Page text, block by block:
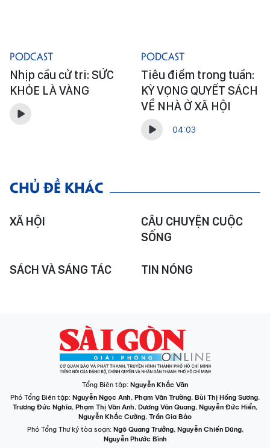
Podcast
Nhịp cầu cử tri: SỨC
KHỎE LÀ VÀNG
Podcast
Tiêu điểm trong tuần:
KỲ VỌNG QUYẾT SÁCH
VỀ NHÀ Ở XÃ HỘI
04:03
CHỦ ĐỀ KHÁC
XÃ HỘI
CÂU CHUYỆN CUỘC
SỐNG
SÁCH VÀ SÁNG TÁC TIN NÓNG
Tổng Biên tập: Nguyễn Khắc Văn
Phó Tổng Biên tập: Nguyễn Ngọc Anh, Phạm Văn Trường, Bùi Thị Hồng Sương,
Trương Đức Nghĩa, Phạm Thị Vân Anh, Dương Văn Quang, Nguyễn Đức Hiển,
Nguyễn Khắc Cường, Trần Gia Bảo
Phó Tổng Thư ký tòa soạn: Ngô Quang Trưởng, Nguyễn Chiến Dũng,
Nguyễn Phước Bình